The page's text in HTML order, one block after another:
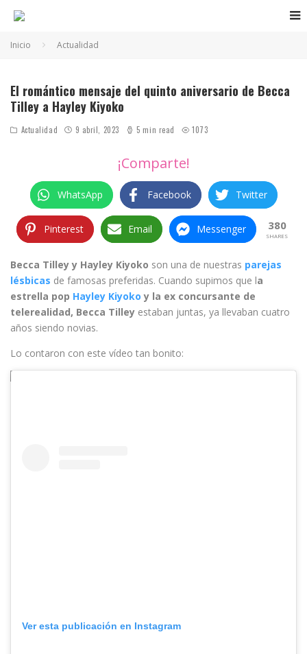
Inicio Actualidad
El romántico mensaje del quinto aniversario de Becca
Tilley a Hayley Kiyoko
Actualidad 9 abril, 2023 5 min read 1073
¡Comparte!
WhatsApp Facebook Twitter
Pinterest Email Messenger 380
SHARES
Becca Tilley y Hayley Kiyoko son una de nuestras parejas
lésbicas de famosas preferidas. Cuando supimos que la
estrella pop Hayley Kiyoko y la ex concursante de
telerealidad, Becca Tilley estaban juntas, ya llevaban cuatro
años siendo novias.
Lo contaron con este vídeo tan bonito:
Ver esta publicación en Instagram